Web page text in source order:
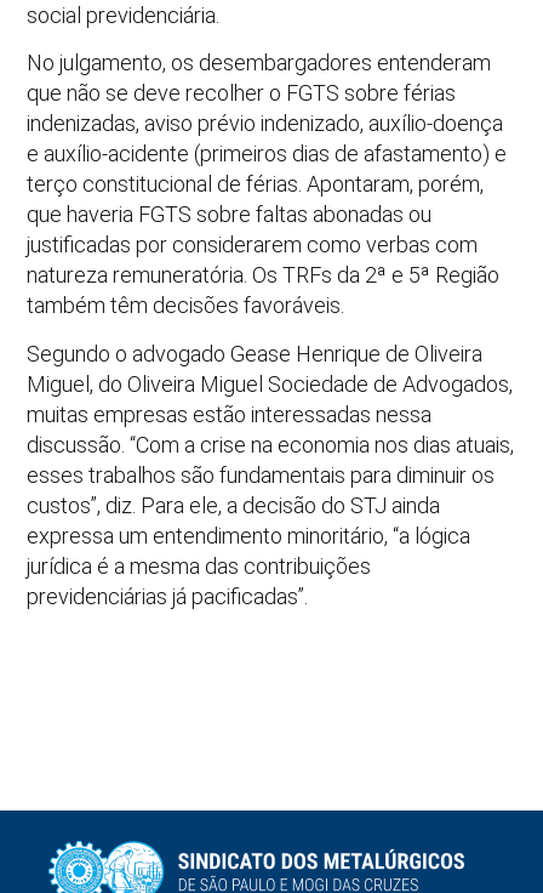
social previdenciária.
No julgamento, os desembargadores entenderam
que não se deve recolher o FGTS sobre férias
indenizadas, aviso prévio indenizado, auxílio-doença
e auxílio-acidente (primeiros dias de afastamento) e
terço constitucional de férias. Apontaram, porém,
que haveria FGTS sobre faltas abonadas ou
justificadas por considerarem como verbas com
natureza remuneratória. Os TRFs da 2ª e 5ª Região
também têm decisões favoráveis.
Segundo o advogado Gease Henrique de Oliveira
Miguel, do Oliveira Miguel Sociedade de Advogados,
muitas empresas estão interessadas nessa
discussão. “Com a crise na economia nos dias atuais,
esses trabalhos são fundamentais para diminuir os
custos”, diz. Para ele, a decisão do STJ ainda
expressa um entendimento minoritário, “a lógica
jurídica é a mesma das contribuições
previdenciárias já pacificadas”.